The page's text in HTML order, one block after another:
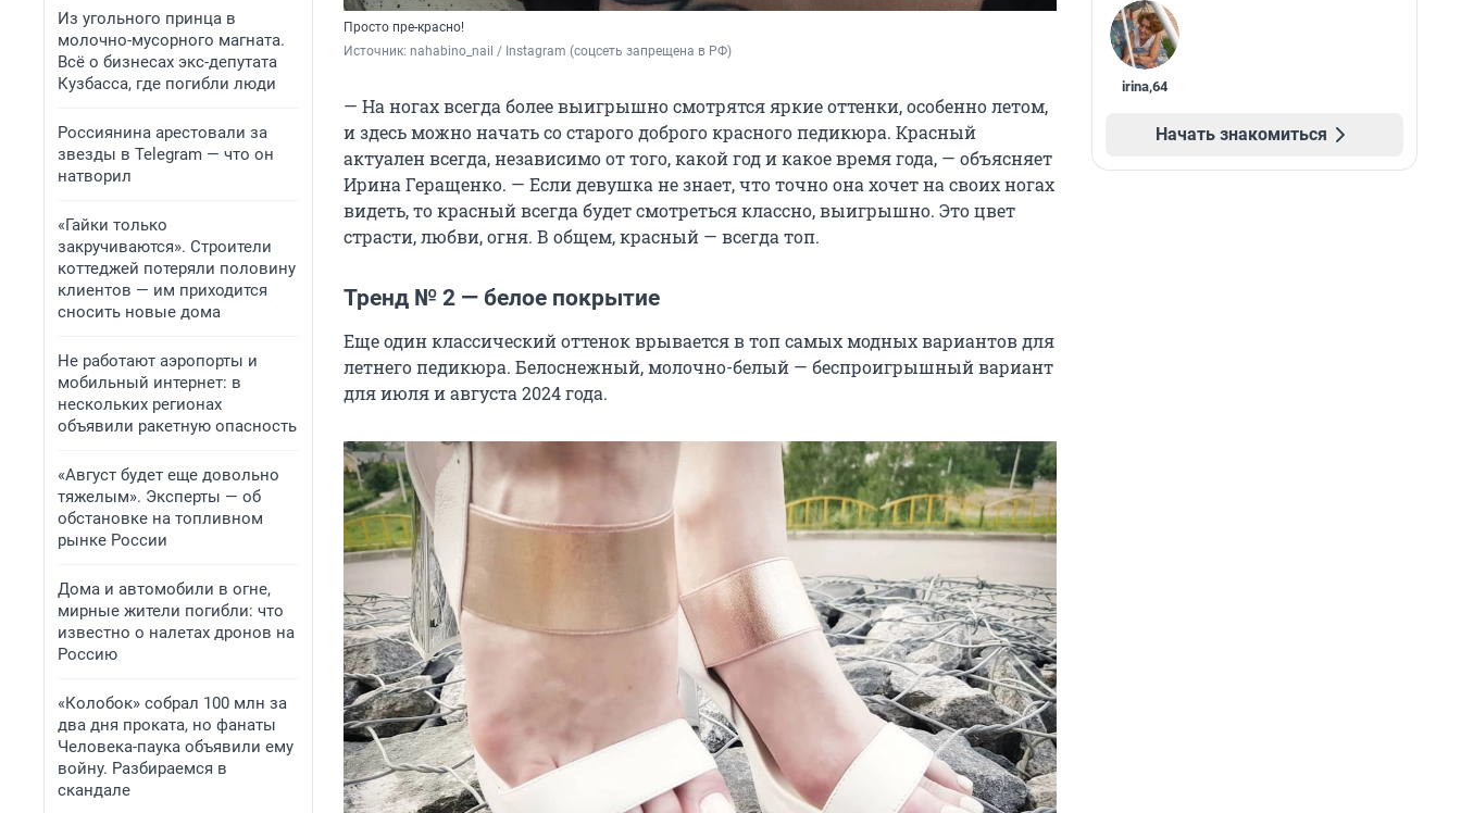
Из угольного принца в
молочно-мусорного магната.
Всё о бизнесах экс-депутата
Кузбасса, где погибли люди
Россиянина арестовали за
звезды в Telegram — что он
натворил
«Гайки только
закручиваются». Строители
коттеджей потеряли половину
клиентов — им приходится
сносить новые дома
Не работают аэропорты и
мобильный интернет: в
нескольких регионах
объявили ракетную опасность
«Август будет еще довольно
тяжелым». Эксперты — об
обстановке на топливном
рынке России
Дома и автомобили в огне,
мирные жители погибли: что
известно о налетах дронов на
Россию
«Колобок» собрал 100 млн за
два дня проката, но фанаты
Человека-паука объявили ему
войну. Разбираемся в
скандале
Просто пре-красно!
Источник: nahabino_nail / Instagram (соцсеть запрещена в РФ)
— На ногах всегда более выигрышно смотрятся яркие оттенки, особенно летом,
и здесь можно начать со старого доброго красного педикюра. Красный
актуален всегда, независимо от того, какой год и какое время года, — объясняет
Ирина Геращенко. — Если девушка не знает, что точно она хочет на своих ногах
видеть, то красный всегда будет смотреться классно, выигрышно. Это цвет
страсти, любви, огня. В общем, красный — всегда топ.
Тренд № 2 — белое покрытие
Еще один классический оттенок врывается в топ самых модных вариантов для
летнего педикюра. Белоснежный, молочно-белый — беспроигрышный вариант
для июля и августа 2024 года.
irina,64
Начать знакомиться